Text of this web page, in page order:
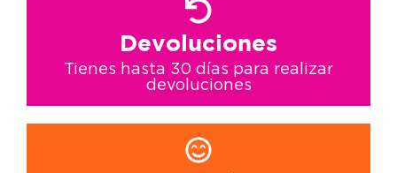
Devoluciones
Tienes hasta 30 días para realizar
devoluciones